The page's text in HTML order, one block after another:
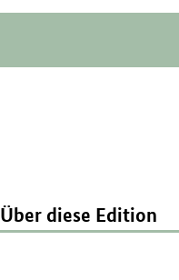
Über diese Edition